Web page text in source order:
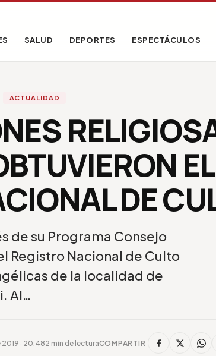
SALUD DEPORTES ESPECTÁCULOS
ACTUALIDAD
EL
DE
de su Programa Consejo
Registro Nacional de Culto
de la localidad de
Al…
· 20:482 min de lecturaCOMPARTIR